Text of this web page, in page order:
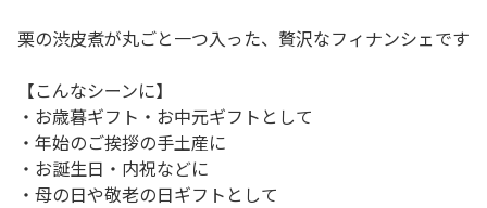
栗の渋皮煮が丸ごと一つ入った、贅沢なフィナンシェです
【こんなシーンに】
・お歳暮ギフト・お中元ギフトとして
・年始のご挨拶の手土産に
・お誕生日・内祝などに
・母の日や敬老の日ギフトとして